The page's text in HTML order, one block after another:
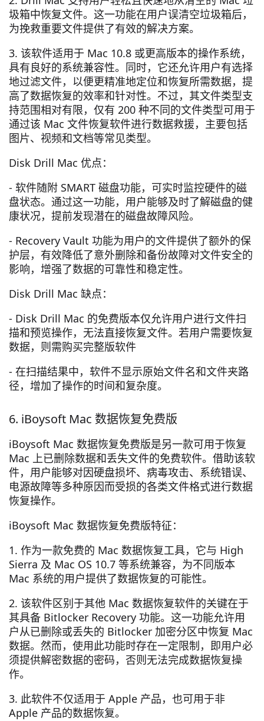
圾箱中恢复文件。这一功能在用户误清空垃圾箱后，
为挽救重要文件提供了有效的解决方案。
3. 该软件适用于 Mac 10.8 或更高版本的操作系统，
具有良好的系统兼容性。同时，它还允许用户有选择
地过滤文件，以便更精准地定位和恢复所需数据，提
高了数据恢复的效率和针对性。不过，其文件类型支
持范围相对有限，仅有 200 种不同的文件类型可用于
通过该 Mac 文件恢复软件进行数据救援，主要包括
图片、视频和文档等常见类型。
Disk Drill Mac 优点：
- 软件随附 SMART 磁盘功能，可实时监控硬件的磁
盘状态。通过这一功能，用户能够及时了解磁盘的健
康状况，提前发现潜在的磁盘故障风险。
- Recovery Vault 功能为用户的文件提供了额外的保
护层，有效降低了意外删除和备份故障对文件安全的
影响，增强了数据的可靠性和稳定性。
Disk Drill Mac 缺点：
- Disk Drill Mac 的免费版本仅允许用户进行文件扫
描和预览操作，无法直接恢复文件。若用户需要恢复
数据，则需购买完整版软件
- 在扫描结果中，软件不显示原始文件名和文件夹路
径，增加了操作的时间和复杂度。
6. iBoysoft Mac 数据恢复免费版
iBoysoft Mac 数据恢复免费版是另一款可用于恢复
Mac 上已删除数据和丢失文件的免费软件。借助该软
件，用户能够对因硬盘损坏、病毒攻击、系统错误、
电源故障等多种原因而受损的各类文件格式进行数据
恢复操作。
iBoysoft Mac 数据恢复免费版特征：
1. 作为一款免费的 Mac 数据恢复工具，它与 High
Sierra 及 Mac OS 10.7 等系统兼容，为不同版本
Mac 系统的用户提供了数据恢复的可能性。
2. 该软件区别于其他 Mac 数据恢复软件的关键在于
其具备 Bitlocker Recovery 功能。这一功能允许用
户从已删除或丢失的 Bitlocker 加密分区中恢复 Mac
数据。然而，使用此功能时存在一定限制，即用户必
须提供解密数据的密码，否则无法完成数据恢复操
作。
3. 此软件不仅适用于 Apple 产品，也可用于非
Apple 产品的数据恢复。